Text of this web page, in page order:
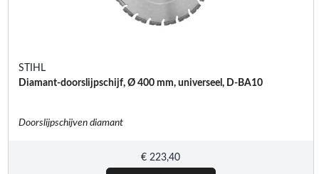
STIHL
Diamant-doorslijpschijf, Ø 400 mm, universeel, D-BA10
Doorslijpschijven diamant
€ 223,40